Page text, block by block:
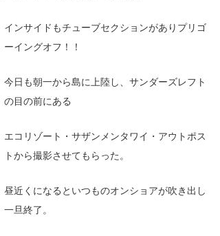
インサイドもチューブセクションがありプリゴ
ーイングオフ！！
今日も朝一から島に上陸し、サンダーズレフト
の目の前にある
エコリゾート・サザンメンタワイ・アウトポス
トから撮影させてもらった。
昼近くになるといつものオンショアが吹き出し
一旦終了。
DELTA FORCE SURF
熊谷素子
進士剛光
植村未来
大野”MAR”修聖
Aichan
ECE
H